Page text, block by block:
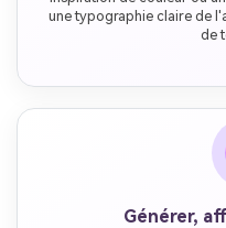
une typographie claire de
de
Générer,